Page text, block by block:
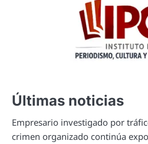
Últimas noticias
Empresario investigado por
crimen organizado continúa